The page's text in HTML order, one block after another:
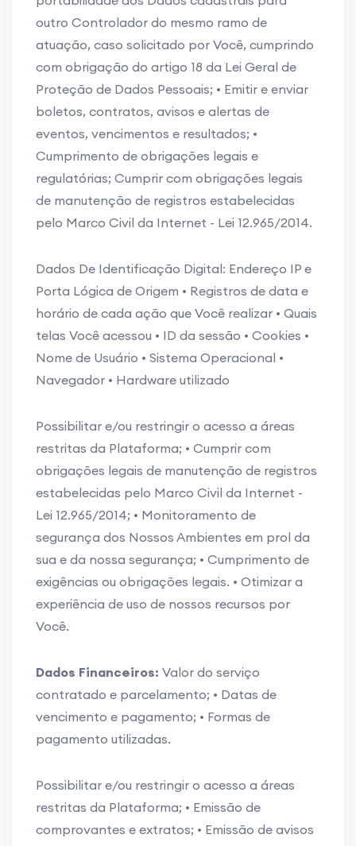
outro Controlador do mesmo ramo de
atuação, caso solicitado por Você, cumprindo
com obrigação do artigo 18 da Lei Geral de
Proteção de Dados Pessoais; • Emitir e enviar
boletos, contratos, avisos e alertas de
eventos, vencimentos e resultados; •
Cumprimento de obrigações legais e
regulatórias; Cumprir com obrigações legais
de manutenção de registros estabelecidas
pelo Marco Civil da Internet - Lei 12.965/2014.
Dados De Identificação Digital: Endereço IP e
Porta Lógica de Origem • Registros de data e
horário de cada ação que Você realizar • Quais
telas Você acessou • ID da sessão • Cookies •
Nome de Usuário • Sistema Operacional •
Navegador • Hardware utilizado
Possibilitar e/ou restringir o acesso a áreas
restritas da Plataforma; • Cumprir com
obrigações legais de manutenção de registros
estabelecidas pelo Marco Civil da Internet -
Lei 12.965/2014; • Monitoramento de
segurança dos Nossos Ambientes em prol da
sua e da nossa segurança; • Cumprimento de
exigências ou obrigações legais. • Otimizar a
experiência de uso de nossos recursos por
Você.
Dados Financeiros: Valor do serviço
contratado e parcelamento; • Datas de
vencimento e pagamento; • Formas de
pagamento utilizadas.
Possibilitar e/ou restringir o acesso a áreas
restritas da Plataforma; • Emissão de
comprovantes e extratos; • Emissão de avisos